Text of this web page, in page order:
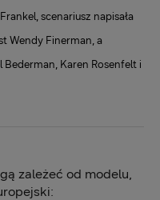
scenariusz napisała
Wendy Finerman, a
Karen Rosenfelt i
zależeć od modelu,